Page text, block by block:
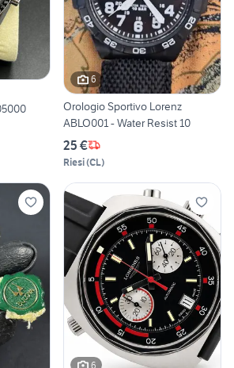
6
Orologio Sportivo Lorenz
ABLO001 - Water Resist 10
25 €
Riesi(CL)
6